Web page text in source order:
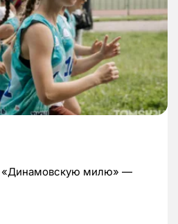
«Динамовскую милю» —